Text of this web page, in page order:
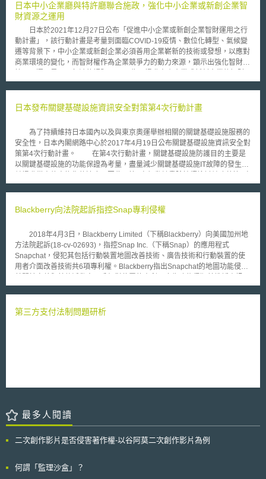
日本中小企業廳與特許廳聯合施政，強化中小企業或新創企業智
財資源之運用
日本於2021年12月27日公布「促進中小企業或新創企業智財運用之行
動計畫」，該行動計畫是考量到面臨COVID-19疫情、數位化轉型、氣候變
遷等背景下，中小企業或新創企業必須善用企業嶄新的技術或發想，以應對
商業環境的變化，而智財權作為企業競爭力的動力來源，顕示出強化智財的
運用，日本中小企業廳與特許廳以提供一站式服務整合智財運用支援作為目
整合：中小企業廳強化與特許廳聯合INPIT（National Center for Industrial
主要業務為提供智財資料查詢、諮詢窗口、智財人才培育）共同設立的「智
財綜合支援窗口」。促使「智財綜合支援窗口」與既有中小企業廳的商業管
理諮詢窗口，共同協助企業以智財運用解決商業管理課題、建構智財戰略，
同時也有提供專家派遣協助在地品牌的管理。 優化智財交易：除了加強中
小企業廳的商業管理諮詢窗口與智財綜合支援窗口的資訊流通之外，INPIT
易相關知識，以及幫助企業製作用於金融機構評估企業智財價值時之文件。
權申請之補助金、政策施予優惠措施，並由INPIT提供海外發展時，應留意
（https://www.tips.org.tw）
日本發布關鍵基礎設施資訊安全對策第4次行動計畫
為了持續維持日本國內以及與東京奧運舉辦相關的關鍵基礎設施服務的
安全性，日本內閣網路中心於2017年4月19日公布關鍵基礎設施資訊安全對
策第4次行動計畫。 在第4次行動計畫，關鍵基礎設施防護目的主要是
以關鍵基礎設施的功能保證為考量，盡量減少關鍵基礎設施IT故障的發生，
行動計畫原有政策外，較重要的變革為OT(Operation Technology)的重視與
業須將OT的觀點融入人才培育。在資訊分享制度方面，分享的資訊範圍應
本從功能保證的觀點出發，新增風險情況對應準備的要求，包含事業持續計
畫的提出與緊急應變措施的制定等。而在防護基礎強化上，該行動計畫認為
關鍵基礎設施產業的IT、OT人員及法務部門必須依其內部資訊安全策略共同
為關鍵基礎設施安全而跨組織合作。 另外，第4次行動計畫變更電力領
域關鍵基礎設施的重要系統，從原有的運轉監視系統變更為智慧電表，以及
障對關鍵基礎設施可能造成的危害影響。
Blackberry向法院起訴指控Snap專利侵權
2018年4月3日，Blackberry Limited（下稱Blackberry）向美國加州地
方法院起訴(18-cv-02693)，指控Snap Inc.（下稱Snap）的應用程式
Snapchat，侵犯其包括行動裝置地圖改善技術、廣告技術和行動裝置的使
用者介面改善技術共6項專利權。Blackberry指出Snapchat的地圖功能侵犯
行動裝置的專利；通知點（Notification Dot）的未讀訊息計數顯示，侵犯其
訟，指控其社交平台Whatsapp和Instagram侵犯了Blackberry的專利權。對
的不法利益。Blackberry因此向法院主張Snap應彌補其侵權行為對
Blackberry所造成的損失。 「本文同步刊登於TIPS網站
（https://www.tips.org.tw）」
第三方支付法制問題研析
最多人閱讀
二次創作影片是否侵害著作權-以谷阿莫二次創作影片為例
何謂「監理沙盒」？